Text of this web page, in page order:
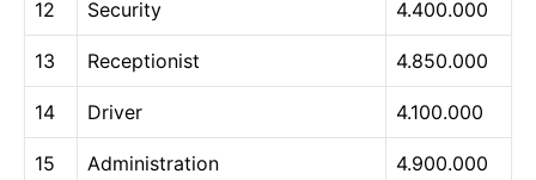
12 Security 4.400.000
13 Receptionist 4.850.000
14 Driver 4.100.000
15 Administration 4.900.000